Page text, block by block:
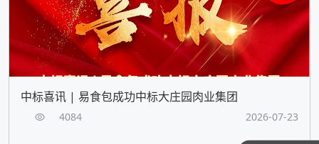
中标喜讯 | 易食包成功中标大庄园肉业集团
4084 2026-07-23